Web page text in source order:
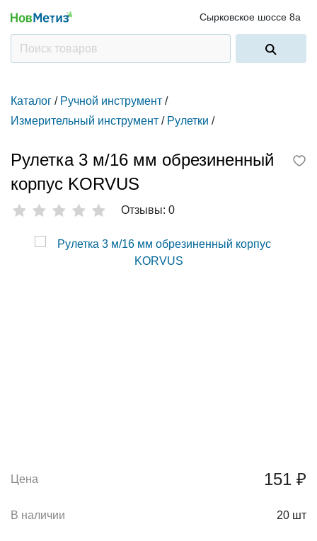
Сырковское шоссе 8а
Каталог / Ручной инструмент /
Измерительный инструмент / Рулетки /
Рулетка 3 м/16 мм обрезиненный
корпус KORVUS
Отзывы: 0
Цена 151 ₽
В наличии 20 шт